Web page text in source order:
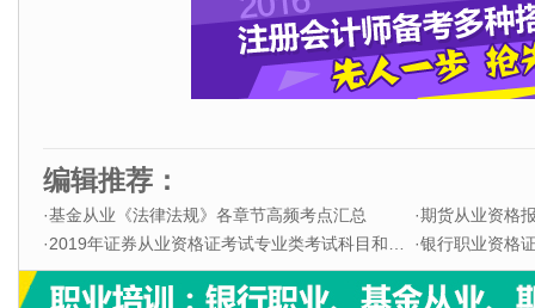
编辑推荐：
·基金从业《法律法规》各章节高频考点汇总 ·期货从业资格
·2019年证券从业资格证考试专业类考试科目和题型 ·银行职业资格证